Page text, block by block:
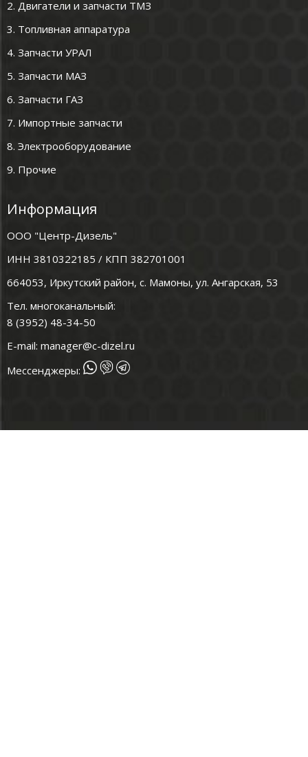
2. Двигатели и запчасти ТМЗ
3. Топливная аппаратура
4. Запчасти УРАЛ
5. Запчасти МАЗ
6. Запчасти ГАЗ
7. Импортные запчасти
8. Электрооборудование
9. Прочие
Информация
ООО "Центр-Дизель"
ИНН 3810322185 / КПП 382701001
664053, Иркутский район, с. Мамоны, ул. Ангарская, 53
Тел. многоканальный:
8 (3952) 48-34-50
E-mail: manager@c-dizel.ru
Мессенджеры: